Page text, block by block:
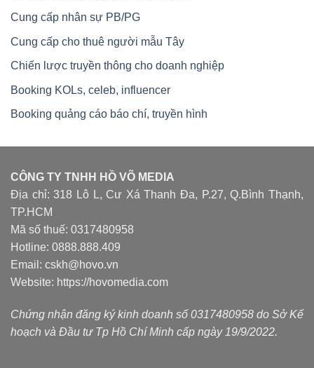
Cung cấp nhân sự PB/PG
Cung cấp cho thuê người mẫu Tây
Chiến lược truyền thông cho doanh nghiệp
Booking KOLs, celeb, influencer
Booking quảng cáo báo chí, truyền hình
CÔNG TY TNHH HỒ VÕ MEDIA
Địa chỉ: 318 Lô L, Cư Xá Thanh Đa, P.27, Q.Bình Thạnh,
TP.HCM
Mã số thuế: 0317480958
Hotline: 0888.888.409
Email: cskh@hovo.vn
Website: https://hovomedia.com
Chứng nhận đăng ký kinh doanh số 0317480958 do Sở Kế
hoạch và Đầu tư Tp Hồ Chí Minh cấp ngày 19/9/2022.